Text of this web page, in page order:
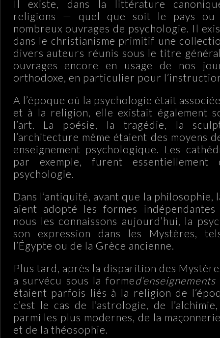
Il existe, dans la littérature
religions — quel que soit le pays ou
nombreux ouvrages de psychologie. Il
dans le christianisme primitif une
divers auteurs réunis sous le titre
ouvrages encore en usage de nos
orthodoxe, en particulier pour
A l’époque où la psychologie était
et à la religion, elle existait également
l’art. La poésie, la tragédie, la
l’architecture même étaient des moyens
enseignement psychologique. Les
par exemple, furent
psychologie.
Dans l’antiquité, avant que la philosophie,
aient adopté les formes indépendantes
nous les connaissons aujourd’hui, la
son expression dans les Mystères,
l’Égypte ou de la Grèce ancienne.
Plus tard, après la disparition des
a survécu sous la forme
étaient parfois liés à la religion de
c’est le cas de l’astrologie, de
parmi les plus modernes, de la
et de la théosophie.